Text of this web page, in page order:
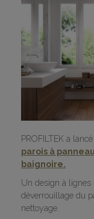
PROFILTEK a
parois à
baignoire.
Un design à
déverrouillage du
nettoyage.